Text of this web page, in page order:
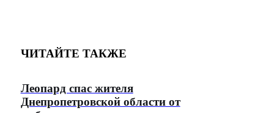
ЧИТАЙТЕ ТАКЖЕ
Леопард спас жителя
Днепропетровской области от